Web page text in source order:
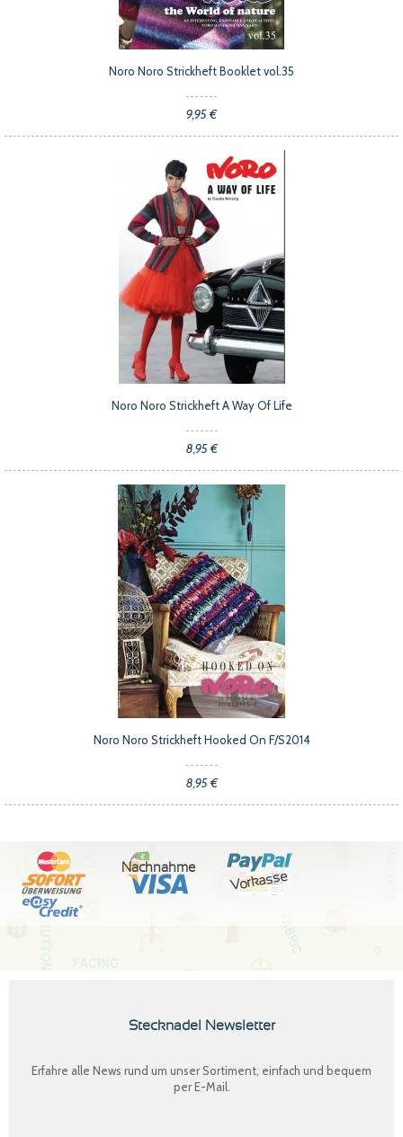
Noro Noro Strickheft Booklet vol.35
9,95 €
Noro Noro Strickheft A Way Of Life
8,95 €
Noro Noro Strickheft Hooked On F/S2014
8,95 €
Nachnahme
Vorkasse
Stecknadel Newsletter
Erfahre alle News rund um unser Sortiment, einfach und bequem
per E-Mail.